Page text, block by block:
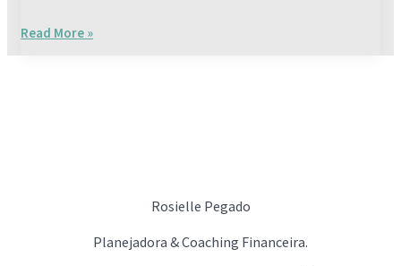
Read More »
Rosielle Pegado
Planejadora & Coaching Financeira.